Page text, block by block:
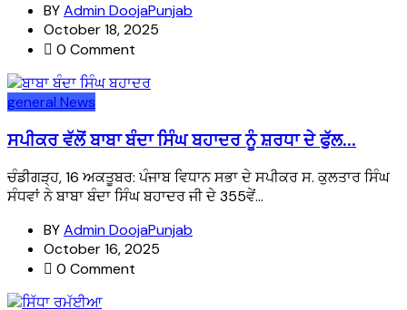
BYAdmin DoojaPunjab
October 18, 2025
0 Comment
general News
ਸਪੀਕਰ ਵੱਲੋਂ ਬਾਬਾ ਬੰਦਾ ਸਿੰਘ ਬਹਾਦਰ ਨੂੰ ਸ਼ਰਧਾ ਦੇ ਫੁੱਲ...
ਚੰਡੀਗੜ੍ਹ, 16 ਅਕਤੂਬਰ: ਪੰਜਾਬ ਵਿਧਾਨ ਸਭਾ ਦੇ ਸਪੀਕਰ ਸ. ਕੁਲਤਾਰ ਸਿੰਘ
ਸੰਧਵਾਂ ਨੇ ਬਾਬਾ ਬੰਦਾ ਸਿੰਘ ਬਹਾਦਰ ਜੀ ਦੇ 355ਵੇਂ...
BYAdmin DoojaPunjab
October 16, 2025
0 Comment